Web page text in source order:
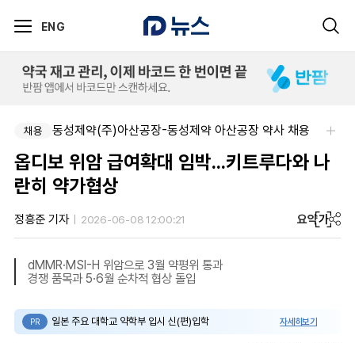
ENG
채용 동성제약(주)아산공장-동성제약 아산공장 약사 채용
옵디보 위암 급여확대 임박...키트루다와 나
란히 약가협상
정흥준 기자 2026-06-08 12:00:21 요약가
dMMR·MSI-H 위암으로 3월 약평위 통과
경쟁 품목과 5·6월 순차적 협상 돌입
PR 일본 주요 대학교 약학부 입시 신(편)입학 자세히보기